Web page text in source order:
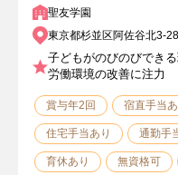
聖友学園
東京都杉並区阿佐谷北3-
子どもがのびのびでき
労働環境の改善に注力
賞与年2回 宿直手当あ
住宅手当あり 通勤手
育休あり 無資格可